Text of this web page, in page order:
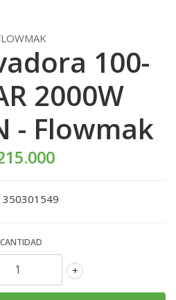
100-
2000W
- Flowmak
350301549
CANTIDAD
+